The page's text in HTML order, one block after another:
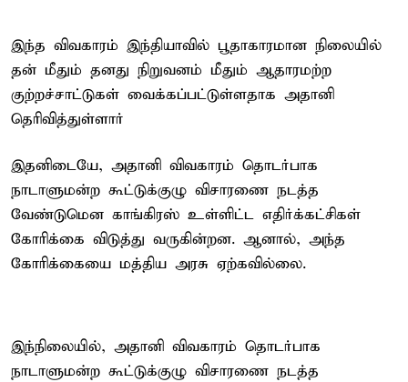
இந்த விவகாரம் இந்தியாவில் பூதாகாரமான நிலையில்
தன் மீதும் தனது நிறுவனம் மீதும் ஆதாரமற்ற
குற்றச்சாட்டுகள் வைக்கப்பட்டுள்ளதாக அதானி
தெரிவித்துள்ளார்
இதனிடையே, அதானி விவகாரம் தொடர்பாக
நாடாளுமன்ற கூட்டுக்குழு விசாரணை நடத்த
வேண்டுமென காங்கிரஸ் உள்ளிட்ட எதிர்க்கட்சிகள்
கோரிக்கை விடுத்து வருகின்றன. ஆனால், அந்த
கோரிக்கையை மத்திய அரசு ஏற்கவில்லை.
இந்நிலையில், அதானி விவகாரம் தொடர்பாக
நாடாளுமன்ற கூட்டுக்குழு விசாரணை நடத்த